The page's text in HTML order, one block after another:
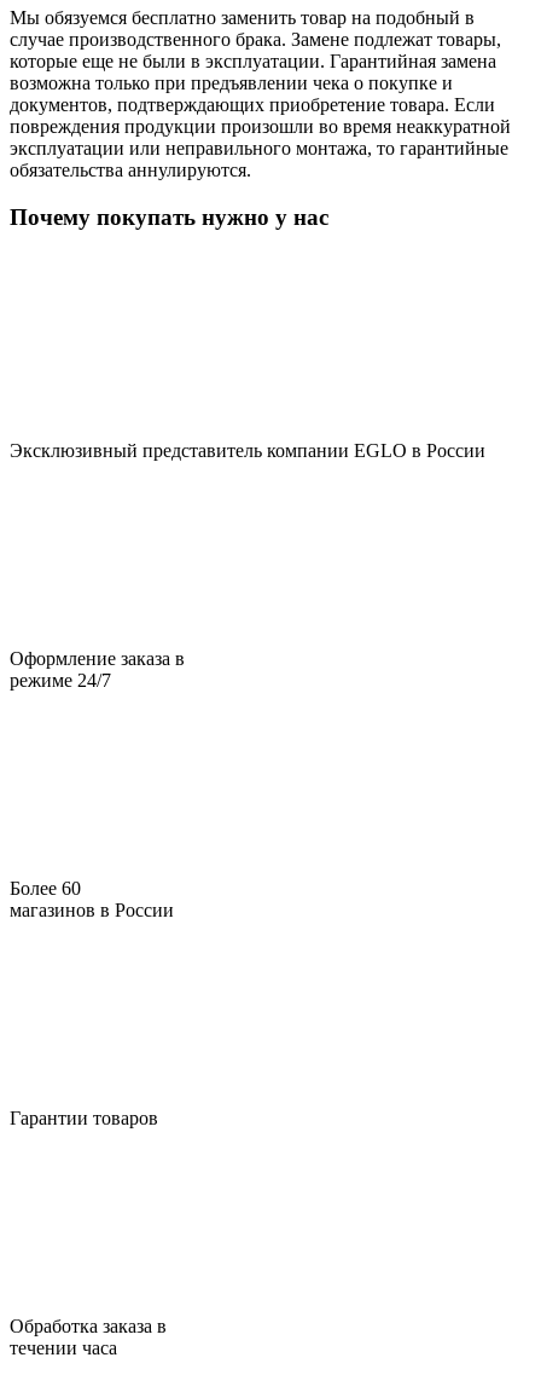
Мы обязуемся бесплатно заменить товар на подобный в
случае производственного брака. Замене подлежат товары,
которые еще не были в эксплуатации. Гарантийная замена
возможна только при предъявлении чека о покупке и
документов, подтверждающих приобретение товара. Если
повреждения продукции произошли во время неаккуратной
эксплуатации или неправильного монтажа, то гарантийные
обязательства аннулируются.
Почему покупать нужно у нас
Эксклюзивный представитель компании EGLO в России
Оформление заказа в
режиме 24/7
Более 60
магазинов в России
Гарантии товаров
Обработка заказа в
течении часа